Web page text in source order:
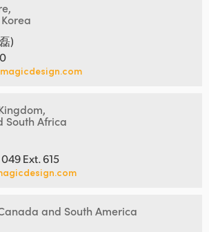
)
South Africa
Ext. 615
and South America